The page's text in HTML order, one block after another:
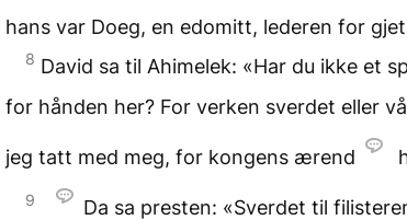
hans var Doeg, en edomitt, lederen for
8 David sa til Ahimelek: «Har du ikke et
for hånden her? For verken sverdet eller
jeg tatt med meg, for kongens ærend
9 Da sa presten: «Sverdet til